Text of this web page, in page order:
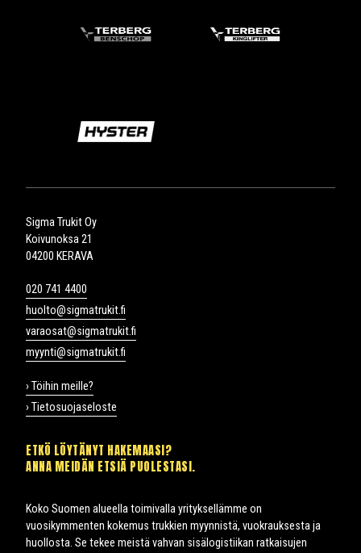
Sigma Trukit Oy
Koivunoksa 21
04200 KERAVA
020 741 4400
huolto@sigmatrukit.fi
varaosat@sigmatrukit.fi
myynti@sigmatrukit.fi
› Töihin meille?
› Tietosuojaseloste
ETKÖ LÖYTÄNYT HAKEMAASI?
ANNA MEIDÄN ETSIÄ PUOLESTASI.
Koko Suomen alueella toimivalla yrityksellämme on
vuosikymmenten kokemus trukkien myynnistä, vuokrauksesta ja
huollosta. Se tekee meistä vahvan sisälogistiikan ratkaisujen